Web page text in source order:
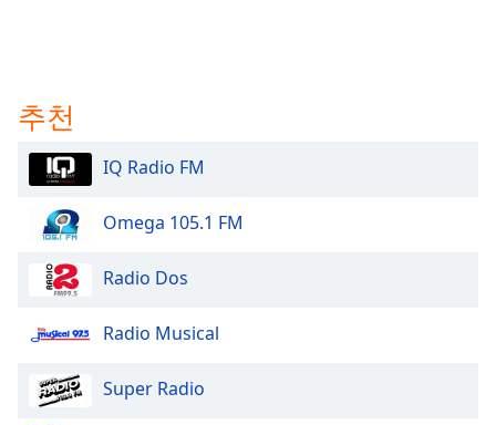
추천
IQ Radio FM
Omega 105.1 FM
Radio Dos
Radio Musical
Super Radio